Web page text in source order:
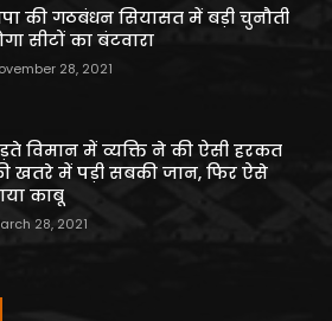
की गठबंधन सियासत में बड़ी चुनौती
सीटों का बंटवारा
28, 2021
विमान में व्यक्ति ने की ऐसी हरकत
खतरे में पड़ी सबकी जान, फिर ऐसे
काबू
28, 2021